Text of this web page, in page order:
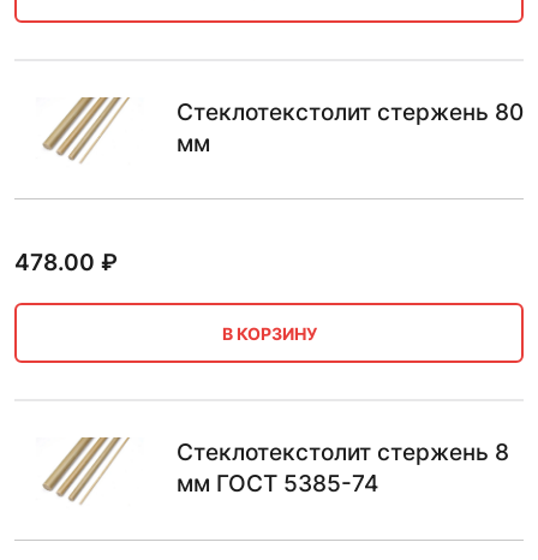
Стеклотекстолит стержень 80
мм
478.00 ₽
В КОРЗИНУ
Стеклотекстолит стержень 8
мм ГОСТ 5385-74